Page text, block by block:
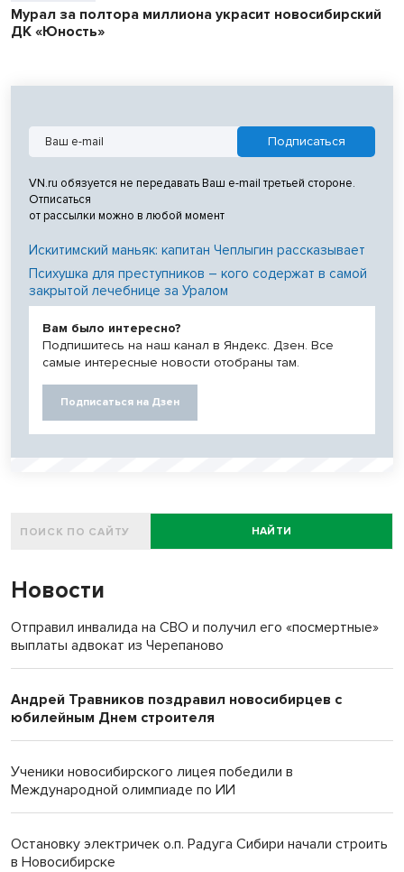
Мурал за полтора миллиона украсит новосибирский
ДК «Юность»
VN.ru обязуется не передавать Ваш e-mail третьей стороне.
Отписаться
от рассылки можно в любой момент
Искитимский маньяк: капитан Чеплыгин рассказывает
Психушка для преступников – кого содержат в самой
закрытой лечебнице за Уралом
Вам было интересно?
Подпишитесь на наш канал в Яндекс. Дзен. Все
самые интересные новости отобраны там.
Подписаться на Дзен
НАЙТИ
Новости
Отправил инвалида на СВО и получил его «посмертные»
выплаты адвокат из Черепаново
Андрей Травников поздравил новосибирцев с
юбилейным Днем строителя
Ученики новосибирского лицея победили в
Международной олимпиаде по ИИ
Остановку электричек о.п. Радуга Сибири начали строить
в Новосибирске